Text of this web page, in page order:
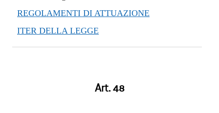
REGOLAMENTI DI ATTUAZIONE
ITER DELLA LEGGE
Art. 48